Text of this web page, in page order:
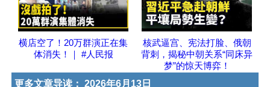
横店空了！20万群演正在集
体消失！｜ #人民报
核武逼宫、宪法打脸、俄朝
背刺，揭秘中朝关系“同床异
梦”的惊天博弈！
更多文章导读： 2026年6月13日